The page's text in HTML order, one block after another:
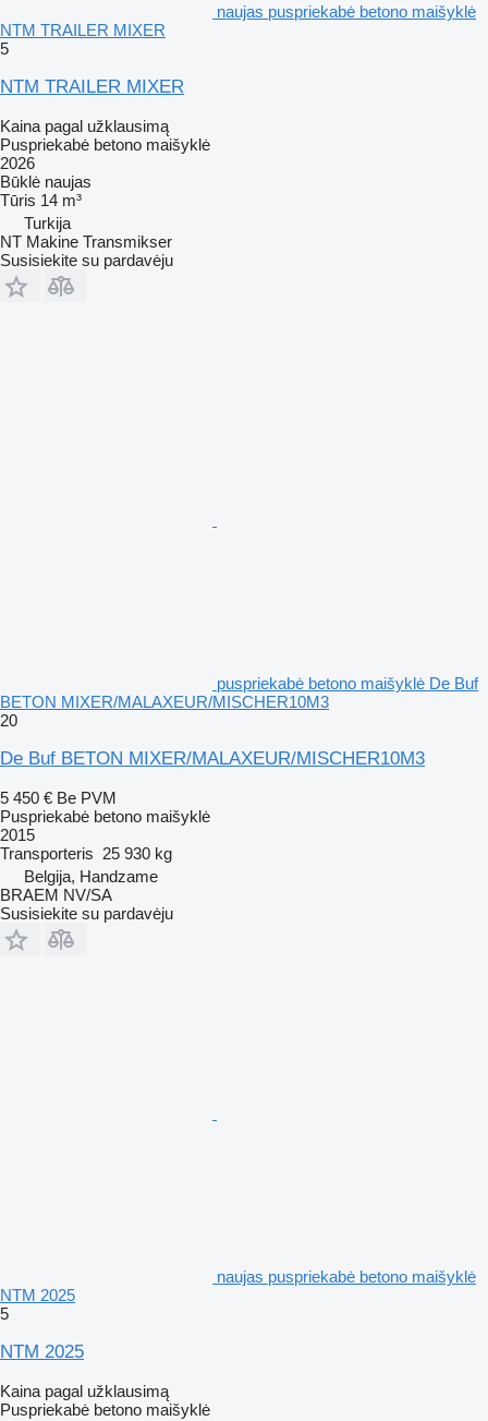
naujas puspriekabė betono maišyklė
NTM TRAILER MIXER
5
NTM TRAILER MIXER
Kaina pagal užklausimą
Puspriekabė betono maišyklė
2026
Būklė naujas
Tūris 14 m³
Turkija
NT Makine Transmikser
Susisiekite su pardavėju
puspriekabė betono maišyklė De Buf
BETON MIXER/MALAXEUR/MISCHER10M3
20
De Buf BETON MIXER/MALAXEUR/MISCHER10M3
5 450 € Be PVM
Puspriekabė betono maišyklė
2015
Transporteris 25 930 kg
Belgija, Handzame
BRAEM NV/SA
Susisiekite su pardavėju
naujas puspriekabė betono maišyklė
NTM 2025
5
NTM 2025
Kaina pagal užklausimą
Puspriekabė betono maišyklė